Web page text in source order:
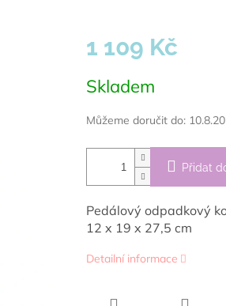
1 109 Kč
cena:
Skladem
Můžeme doručit do:
Přidat
Pedálový odpadkový
12 x 19 x 27,5 cm
Detailní informace